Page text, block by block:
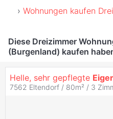
Wohnungen kaufen
Diese Dreizimmer
(Burgenland) kaufen
Helle, sehr gepflegte
7562 Eltendorf / 80m² / 3